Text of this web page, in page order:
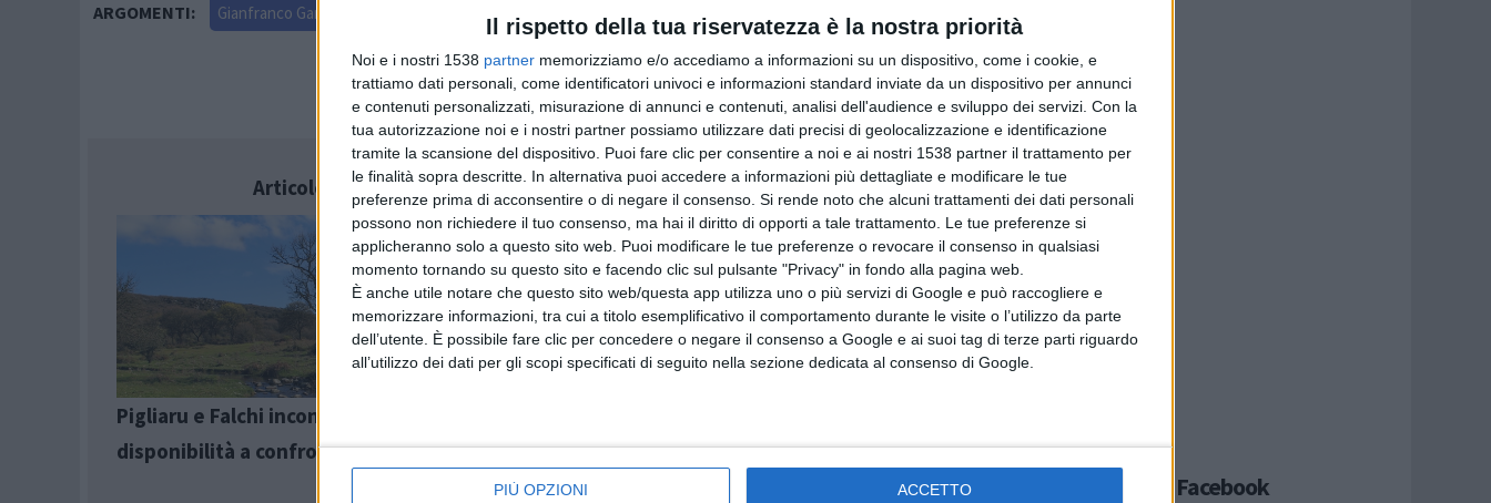
Il rispetto della tua riservatezza è la nostra priorità
Noi e i nostri 1538 partner memorizziamo e/o accediamo a informazioni su un dispositivo, come i cookie, e
trattiamo dati personali, come identificatori univoci e informazioni standard inviate da un dispositivo per annunci
e contenuti personalizzati, misurazione di annunci e contenuti, analisi dell'audience e sviluppo dei servizi. Con la
tua autorizzazione noi e i nostri partner possiamo utilizzare dati precisi di geolocalizzazione e identificazione
tramite la scansione del dispositivo. Puoi fare clic per consentire a noi e ai nostri 1538 partner il trattamento per
le finalità sopra descritte. In alternativa puoi accedere a informazioni più dettagliate e modificare le tue
preferenze prima di acconsentire o di negare il consenso. Si rende noto che alcuni trattamenti dei dati personali
possono non richiedere il tuo consenso, ma hai il diritto di opporti a tale trattamento. Le tue preferenze si
applicheranno solo a questo sito web. Puoi modificare le tue preferenze o revocare il consenso in qualsiasi
momento tornando su questo sito e facendo clic sul pulsante "Privacy" in fondo alla pagina web.
È anche utile notare che questo sito web/questa app utilizza uno o più servizi di Google e può raccogliere e
memorizzare informazioni, tra cui a titolo esemplificativo il comportamento durante le visite o l’utilizzo da parte
dell’utente. È possibile fare clic per concedere o negare il consenso a Google e ai suoi tag di terze parti riguardo
all’utilizzo dei dati per gli scopi specificati di seguito nella sezione dedicata al consenso di Google.
PIÙ OPZIONI ACCETTO
ARGOMENTI: Gianfranco Ganau
Articolo successivo
Pigliaru e Falchi incontrano Coldiretti: ampia
disponibilità a confronto
Articolo precedente
occasione della manifestazione per il
centenario dalla Grande Guerra
Seguici su Facebook